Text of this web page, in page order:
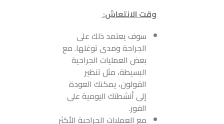
وقت الانتعاش:
سوف يعتمد ذلك على
الجراحة ومدى توغلها. مع
بعض العمليات الجراحية
البسيطة، مثل تنظير
القولون، يمكنك العودة
إلى أنشطتك اليومية على
الفور.
مع العمليات الجراحية الأكثر